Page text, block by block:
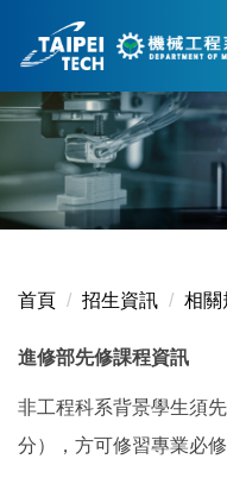
要
區
首頁 招生資訊 相關
進修部先修課程資訊
非工程科系背景學生須
分），方可修習專業必修